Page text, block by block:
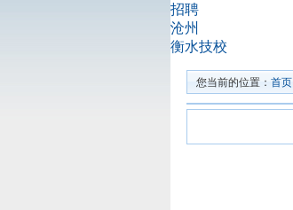
招聘
沧州
衡水技校
您当前的位置： 首页